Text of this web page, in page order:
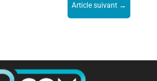
Article suivant →